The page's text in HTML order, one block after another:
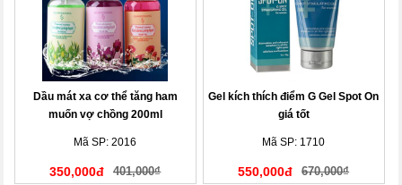
Dầu mát xa cơ thể tăng ham
muốn vợ chồng 200ml
Mã SP: 2016
350,000đ 401,000₫
Gel kích thích điểm G Gel Spot On
giá tốt
Mã SP: 1710
550,000đ 670,000₫